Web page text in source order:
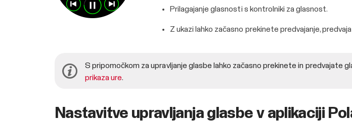
Prilagajanje glasnosti s kontrolniki za glasnost.
Z ukazi lahko začasno prekinete predvajanje,
S pripomočkom za upravljanje glasbe lahko začasno prekinete in predvajate
prikaza ure.
Nastavitve upravljanja glasbe v aplikaciji